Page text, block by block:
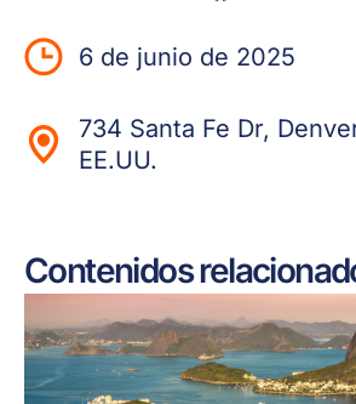
6 de junio de 2025
734 Santa Fe Dr,
EE.UU.
Contenidos